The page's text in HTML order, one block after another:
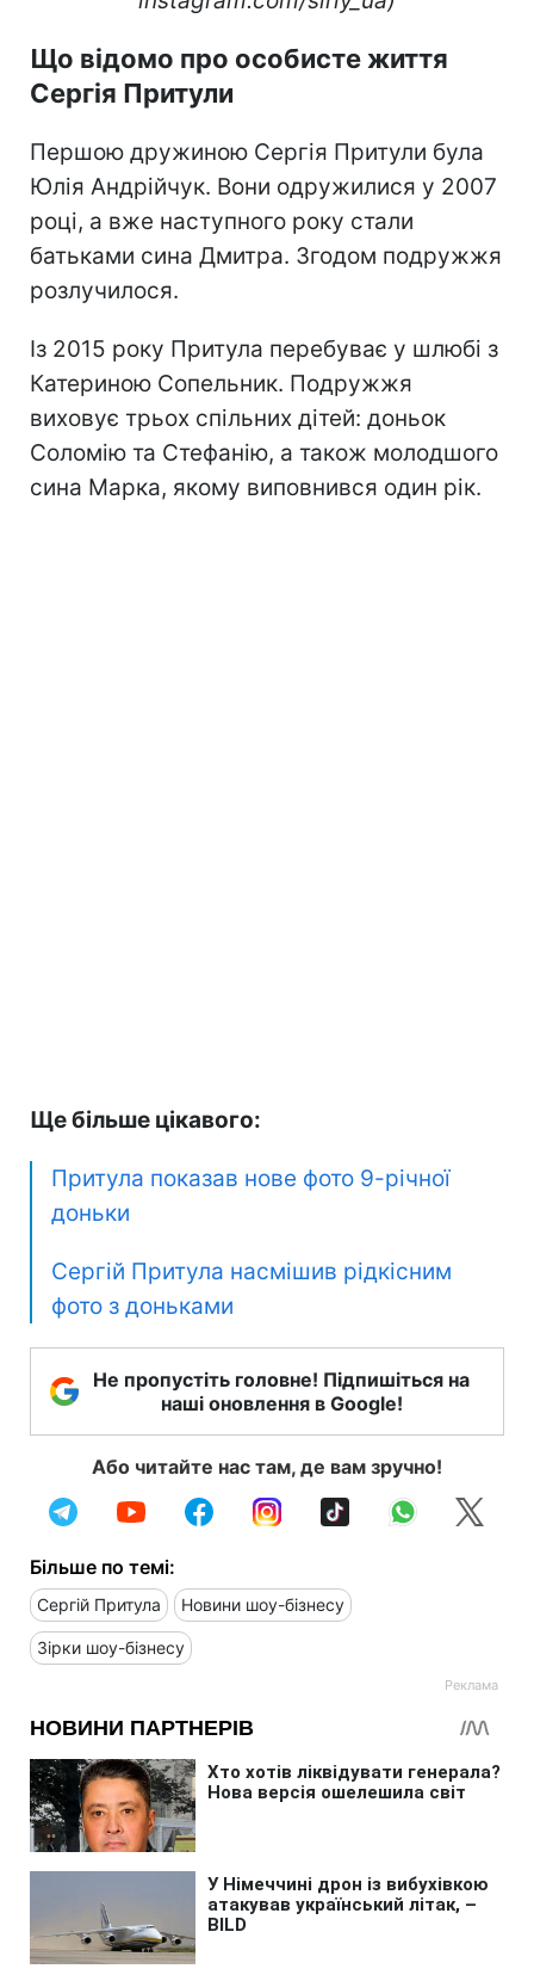
Що відомо про особисте життя
Сергія Притули
Першою дружиною Сергія Притули була
Юлія Андрійчук. Вони одружилися у 2007
році, а вже наступного року стали
батьками сина Дмитра. Згодом подружжя
розлучилося.
Із 2015 року Притула перебуває у шлюбі з
Катериною Сопельник. Подружжя
виховує трьох спільних дітей: доньок
Соломію та Стефанію, а також молодшого
сина Марка, якому виповнився один рік.
Ще більше цікавого:
Притула показав нове фото 9-річної
доньки
Сергій Притула насмішив рідкісним
фото з доньками
Не пропустіть головне! Підпишіться на
наші оновлення в Google!
Або читайте нас там, де вам зручно!
Більше по темі:
Сергій Притула Новини шоу-бізнесу
Зірки шоу-бізнесу